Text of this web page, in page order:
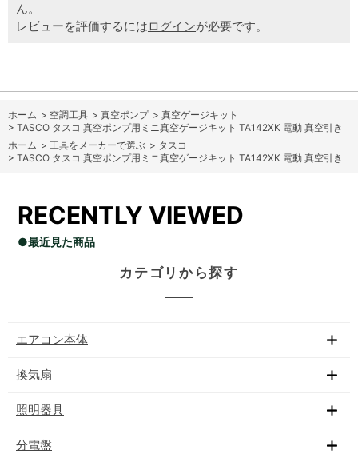
ん。
レビューを評価するにはログインが必要です。
ホーム > 空調工具 > 真空ポンプ > 真空ゲージキット
> TASCO タスコ 真空ポンプ用ミニ真空ゲージキット TA142XK 電動 真空引き
ホーム > 工具をメーカーで選ぶ > タスコ
> TASCO タスコ 真空ポンプ用ミニ真空ゲージキット TA142XK 電動 真空引き
RECENTLY VIEWED
●最近見た商品
カテゴリから探す
エアコン本体
換気扇
照明器具
分電盤